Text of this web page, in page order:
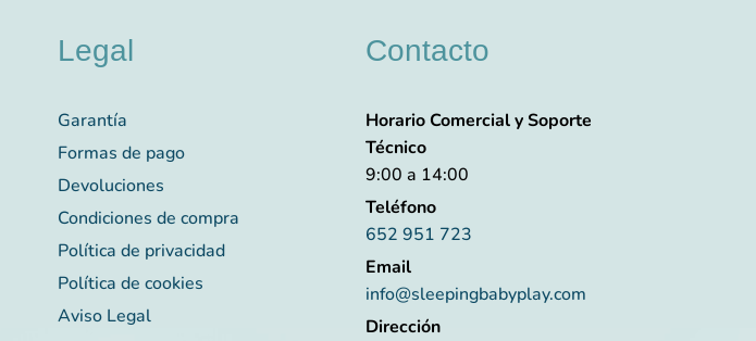
Legal
Garantía
Formas de pago
Devoluciones
Condiciones de compra
Política de privacidad
Política de cookies
Aviso Legal
Contacto
Horario Comercial y Soporte
Técnico
9:00 a 14:00
Teléfono
652 951 723
Email
info@sleepingbabyplay.com
Dirección